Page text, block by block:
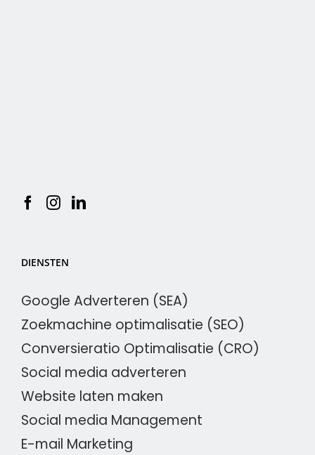
DIENSTEN
Google Adverteren (SEA)
Zoekmachine optimalisatie (SEO)
Conversieratio Optimalisatie (CRO)
Social media adverteren
Website laten maken
Social media Management
E-mail Marketing